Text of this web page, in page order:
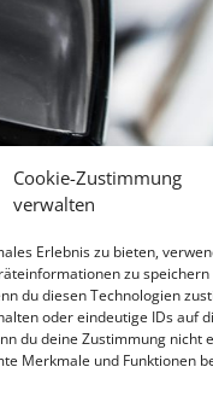
Cookie-Zustimmung
verwalten
Erlebnis zu bieten,
zu
du diesen Technologien
oder eindeutige IDs auf
du deine Zustimmung nicht
Merkmale und Funktionen